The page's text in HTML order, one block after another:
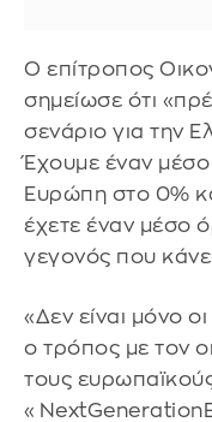
Ο επίτροπος
σημείωσε ότι
σενάριο για την
Έχουμε έναν
Ευρώπη στο 0%
έχετε έναν μέσο
γεγονός που
«Δεν είναι μόνο οι
ο τρόπος με τον
τους